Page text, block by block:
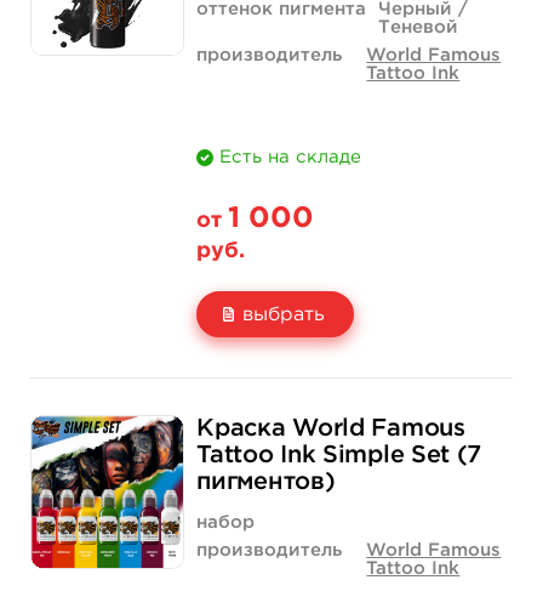
оттенок пигмента
Черный /
Теневой
производитель
World Famous
Tattoo Ink
Есть на складе
от 1 000
руб.
выбрать
Цена
Количество
1 000 руб.
купить
1 500 руб.
Краска World Famous
Tattoo Ink Simple Set (7
пигментов)
набор
производитель
World Famous
Tattoo Ink